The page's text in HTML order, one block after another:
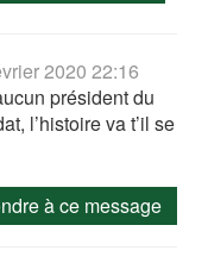
2020 22:16
président du
l’histoire va t’il se
à ce message